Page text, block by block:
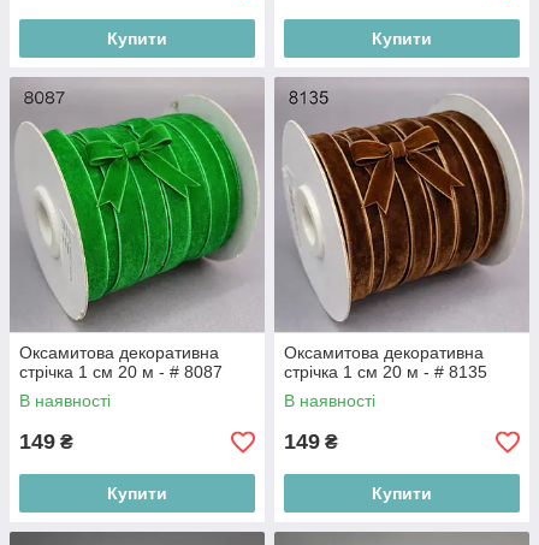
Купити Купити
Оксамитова декоративна
стрічка 1 см 20 м - # 8087
В наявності
149 ₴
Купити
Оксамитова декоративна
стрічка 1 см 20 м - # 8135
В наявності
149 ₴
Купити